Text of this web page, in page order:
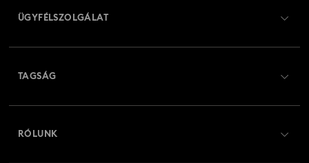
ÜGYFÉLSZOLGÁLAT
TAGSÁG
RÓLUNK